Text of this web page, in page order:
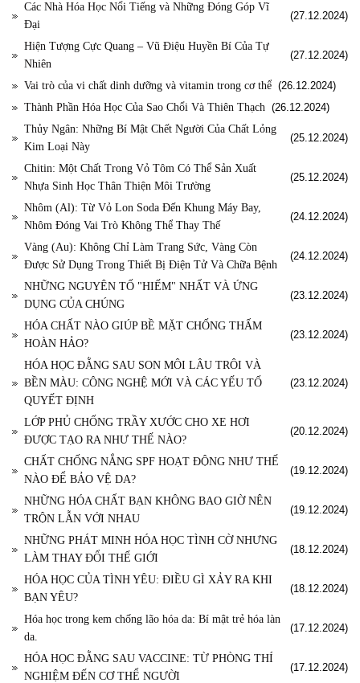
Các Nhà Hóa Học Nổi Tiếng và Những Đóng Góp Vĩ
Đại
(27.12.2024)
Hiện Tượng Cực Quang – Vũ Điệu Huyền Bí Của Tự
Nhiên
(27.12.2024)
Vai trò của vi chất dinh dưỡng và vitamin trong cơ thể (26.12.2024)
Thành Phần Hóa Học Của Sao Chổi Và Thiên Thạch (26.12.2024)
Thủy Ngân: Những Bí Mật Chết Người Của Chất Lỏng
Kim Loại Này
(25.12.2024)
Chitin: Một Chất Trong Vỏ Tôm Có Thể Sản Xuất
Nhựa Sinh Học Thân Thiện Môi Trường
(25.12.2024)
Nhôm (Al): Từ Vỏ Lon Soda Đến Khung Máy Bay,
Nhôm Đóng Vai Trò Không Thể Thay Thế
(24.12.2024)
Vàng (Au): Không Chỉ Làm Trang Sức, Vàng Còn
Được Sử Dụng Trong Thiết Bị Điện Tử Và Chữa Bệnh
(24.12.2024)
NHỮNG NGUYÊN TỐ "HIẾM" NHẤT VÀ ỨNG
DỤNG CỦA CHÚNG
(23.12.2024)
HÓA CHẤT NÀO GIÚP BỀ MẶT CHỐNG THẤM
HOÀN HẢO?
(23.12.2024)
HÓA HỌC ĐẰNG SAU SON MÔI LÂU TRÔI VÀ
BỀN MÀU: CÔNG NGHỆ MỚI VÀ CÁC YẾU TỐ
QUYẾT ĐỊNH
(23.12.2024)
LỚP PHỦ CHỐNG TRẦY XƯỚC CHO XE HƠI
ĐƯỢC TẠO RA NHƯ THẾ NÀO?
(20.12.2024)
CHẤT CHỐNG NẮNG SPF HOẠT ĐỘNG NHƯ THẾ
NÀO ĐỂ BẢO VỆ DA?
(19.12.2024)
NHỮNG HÓA CHẤT BẠN KHÔNG BAO GIỜ NÊN
TRỘN LẪN VỚI NHAU
(19.12.2024)
NHỮNG PHÁT MINH HÓA HỌC TÌNH CỜ NHƯNG
LÀM THAY ĐỔI THẾ GIỚI
(18.12.2024)
HÓA HỌC CỦA TÌNH YÊU: ĐIỀU GÌ XẢY RA KHI
BẠN YÊU?
(18.12.2024)
Hóa học trong kem chống lão hóa da: Bí mật trẻ hóa làn
da.
(17.12.2024)
HÓA HỌC ĐẰNG SAU VACCINE: TỪ PHÒNG THÍ
NGHIỆM ĐẾN CƠ THỂ NGƯỜI
(17.12.2024)